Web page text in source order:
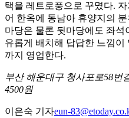
택을 레트로풍으로 꾸몄다.
어 한옥에 동남아 휴양지의
마당은 물론 뒷마당에도 좌석
유롭게 배치해 답답한 느낌이
까지 영업한다.
부산 해운대구 청사포로58번
4500원
이은숙 기자eun-